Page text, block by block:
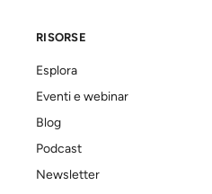
RISORSE
Esplora
Eventi e webinar
Blog
Podcast
Newsletter